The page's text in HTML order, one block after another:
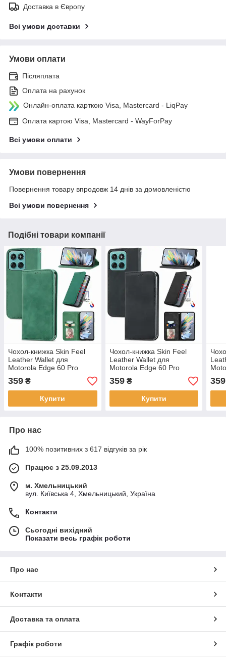
Доставка в Європу
Всі умови доставки
Умови оплати
Післяплата
Оплата на рахунок
Онлайн-оплата карткою Visa, Mastercard - LiqPay
Оплата картою Visa, Mastercard - WayForPay
Всі умови оплати
Умови повернення
Повернення товару впродовж 14 днів за домовленістю
Всі умови повернення
Подібні товари компанії
Чохол-книжка Skin Feel
Leather Wallet для
Motorola Edge 60 Pro
Green
359 ₴
Купити
Чохол-книжка Skin Feel
Leather Wallet для
Motorola Edge 60 Pro
Black
359₴
Купити
359
Про нас
100% позитивних з 617 відгуків за рік
Працює з 25.09.2013
м. Хмельницький
вул. Київська 4, Хмельницький, Україна
Контакти
Сьогодні вихідний
Показати весь графік роботи
Про нас
Контакти
Доставка та оплата
Графік роботи